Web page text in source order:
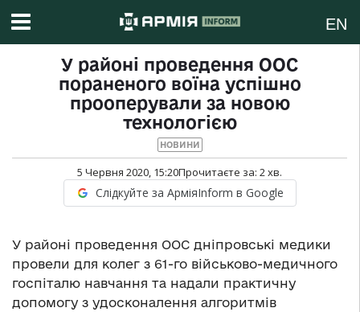
EN
У районі проведення ООС
пораненого воїна успішно
прооперували за новою
технологією
НОВИНИ
5 Червня 2020, 15:20Прочитаєте за: 2хв.
Слідкуйте за АрміяInform в Google
У районі проведення ООС дніпровські медики
провели для колег з 61-го військово-медичного
госпіталю навчання та надали практичну
допомогу з удосконалення алгоритмів